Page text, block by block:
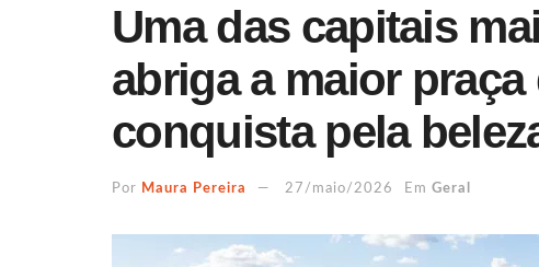
Uma das capitais
abriga a maior
conquista pela
Por Maura Pereira 27/maio/2026 Em Geral